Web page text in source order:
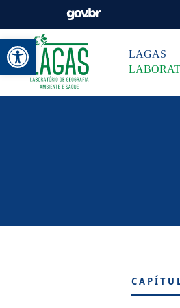
Abrir a barra deLAGAS